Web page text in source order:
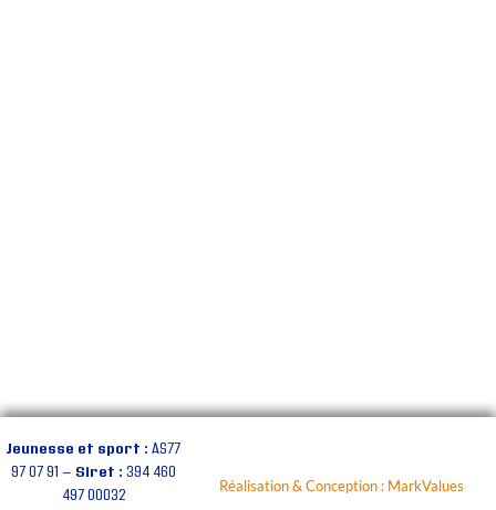
Jeunesse et sport : AS77
97 07 91 — Siret : 394 460
497 00032
Réalisation & Conception : MarkValues